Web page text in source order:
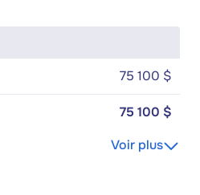
75 100 $
75 100 $
Voir plus